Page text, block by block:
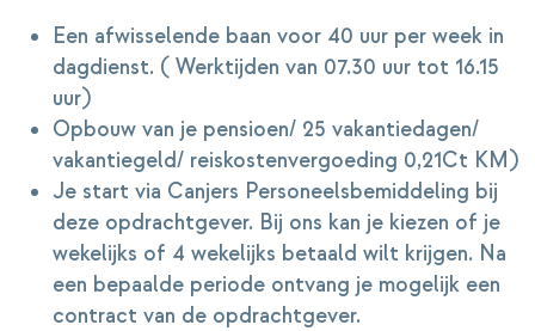
Een afwisselende baan voor 40 uur per week in
dagdienst. ( Werktijden van 07.30 uur tot 16.15
uur)
Opbouw van je pensioen/ 25 vakantiedagen/
vakantiegeld/ reiskostenvergoeding 0,21Ct KM)
Je start via Canjers Personeelsbemiddeling bij
deze opdrachtgever. Bij ons kan je kiezen of je
wekelijks of 4 wekelijks betaald wilt krijgen. Na
een bepaalde periode ontvang je mogelijk een
contract van de opdrachtgever.